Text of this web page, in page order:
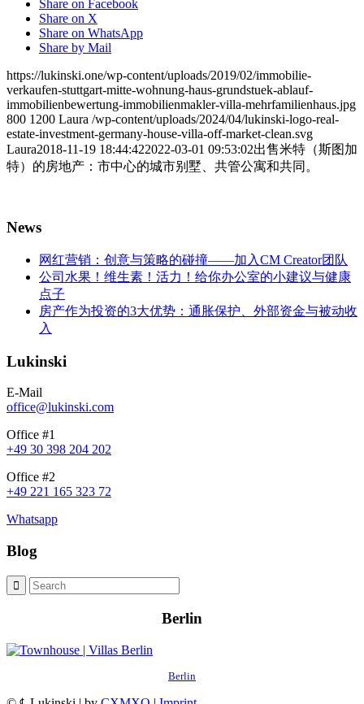
Share on Facebook
Share on X
Share on WhatsApp
Share by Mail
https://lukinski.one/wp-content/uploads/2019/02/immobilie-
verkaufen-stuttgart-mitte-wohnung-haus-grundstuek-ablauf-
immobilienbewertung-immobilienmakler-villa-mehrfamilienhaus.jpg
800 1200 Laura /wp-content/uploads/2024/04/lukinski-logo-real-
estate-investment-germany-house-villa-off-market-clean.svg
Laura2018-11-19 18:44:422022-03-01 09:53:02出售米特（斯图加
特）的房地产：市中心的城市别墅、共管公寓和共同。
News
网红营销：创意与策略的碰撞——加入CM Creator团队
公司水果！维生素！活力！给你办公室的小建议与健康
点子
房产作为投资的3大优势：通胀保护、外部资金与被动收
入
Lukinski
E-Mail
office@lukinski.com
Office #1
+49 30 398 204 202
Office #2
+49 221 165 323 72
Whatsapp
Blog
Berlin
Berlin